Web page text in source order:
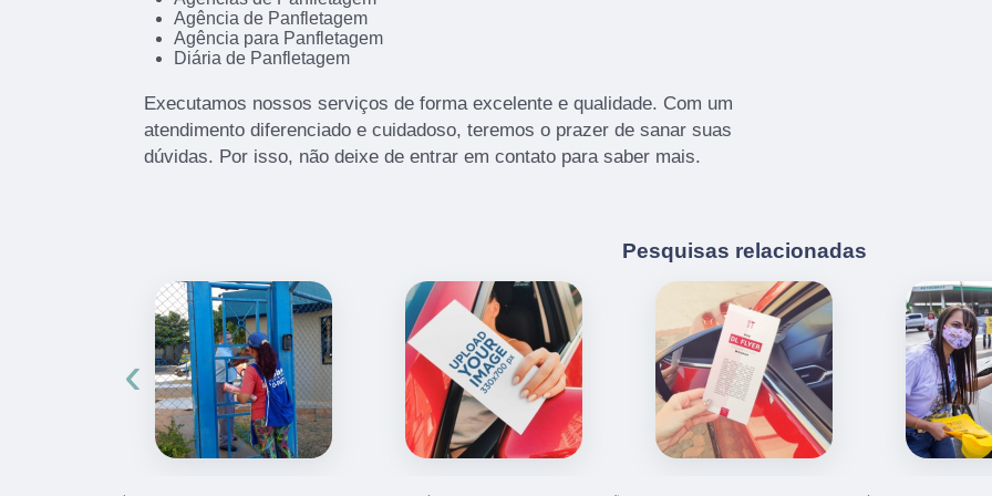
Agência de Panfletagem
Agência para Panfletagem
Diária de Panfletagem
Executamos nossos serviços de forma excelente e qualidade. Com um
atendimento diferenciado e cuidadoso, teremos o prazer de sanar suas
dúvidas. Por isso, não deixe de entrar em contato para saber mais.
Pesquisas relacionadas
‹